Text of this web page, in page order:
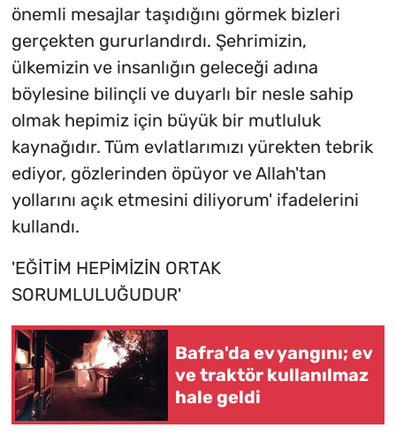
önemli mesajlar taşıdığını görmek bizleri
gerçekten gururlandırdı. Şehrimizin,
ülkemizin ve insanlığın geleceği adına
böylesine bilinçli ve duyarlı bir nesle sahip
olmak hepimiz için büyük bir mutluluk
kaynağıdır. Tüm evlatlarımızı yürekten tebrik
ediyor, gözlerinden öpüyor ve Allah'tan
yollarını açık etmesini diliyorum' ifadelerini
kullandı.
'EĞİTİM HEPİMİZİN ORTAK
SORUMLULUĞUDUR'
Bafra'da ev yangını; ev
ve traktör kullanılmaz
hale geldi